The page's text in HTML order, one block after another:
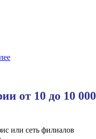
от 10 до 10 000
или сеть филиалов